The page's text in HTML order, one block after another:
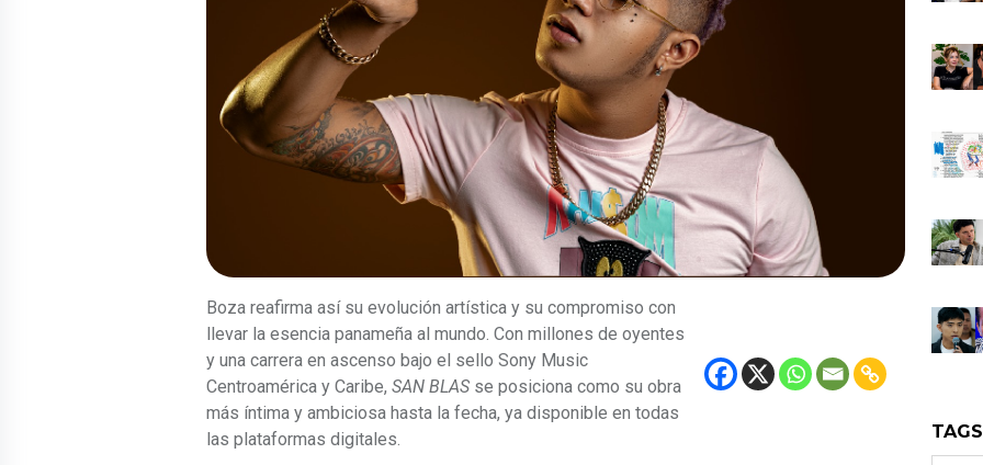
Boza reafirma así su evolución artística y su compromiso con
llevar la esencia panameña al mundo. Con millones de oyentes
y una carrera en ascenso bajo el sello Sony Music
Centroamérica y Caribe, SAN BLAS se posiciona como su obra
más íntima y ambiciosa hasta la fecha, ya disponible en todas
las plataformas digitales.
TAGS